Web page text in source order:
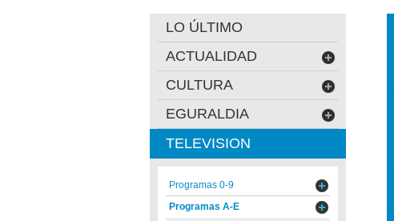
LO ÚLTIMO
ACTUALIDAD
CULTURA
EGURALDIA
TELEVISION
Programas 0-9
Programas A-E